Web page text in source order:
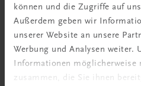
können und die Zugriffe auf
Außerdem geben wir
unserer Website an unsere
Werbung und Analysen weiter.
Informationen möglicherweise
zusammen, die Sie ihnen
Wer nur sucht, übersieht das
ist, wie ein Betrieb geführt
was Menschen dort erleben.
Recruiting beginnt nicht mit
sondern im gelebten